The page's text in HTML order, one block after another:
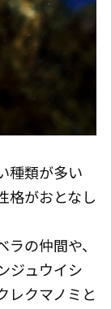
種類が多い
格がおとなし
の仲間や、
ジュウイシ
レクマノミと